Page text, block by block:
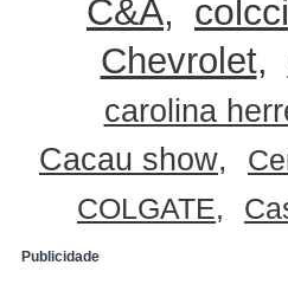
C&A colcci
Chevrolet
carolina
Cacau show
COLGATE
Publicidade